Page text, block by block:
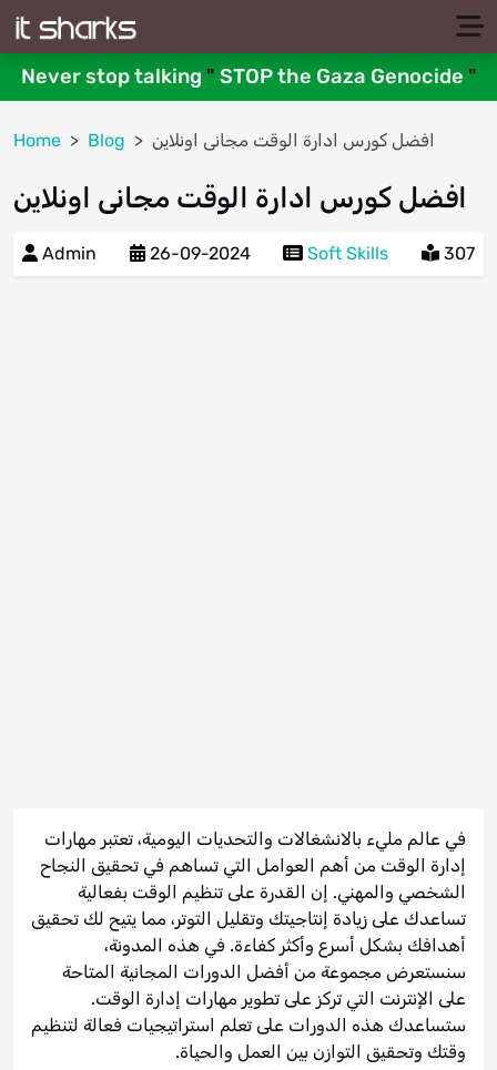
Never stop talking " STOP the Gaza Genocide "
Home Blog افضل كورس ادارة الوقت مجانى اونلاين
افضل كورس ادارة الوقت مجانى اونلاين
Admin 26-09-2024 Soft Skills 307
في عالم مليء بالانشغالات والتحديات اليومية، تعتبر مهارات
إدارة الوقت من أهم العوامل التي تساهم في تحقيق النجاح
الشخصي والمهني. إن القدرة على تنظيم الوقت بفعالية
تساعدك على زيادة إنتاجيتك وتقليل التوتر، مما يتيح لك تحقيق
أهدافك بشكل أسرع وأكثر كفاءة. في هذه المدونة،
سنستعرض مجموعة من أفضل الدورات المجانية المتاحة
على الإنترنت التي تركز على تطوير مهارات إدارة الوقت.
ستساعدك هذه الدورات على تعلم استراتيجيات فعالة لتنظيم
وقتك وتحقيق التوازن بين العمل والحياة.